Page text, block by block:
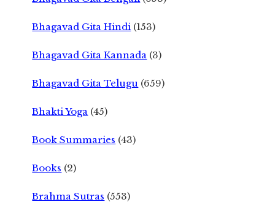
Bhagavad Gita Hindi (153)
Bhagavad Gita Kannada (3)
Bhagavad Gita Telugu (659)
Bhakti Yoga (45)
Book Summaries (43)
Books (2)
Brahma Sutras (553)